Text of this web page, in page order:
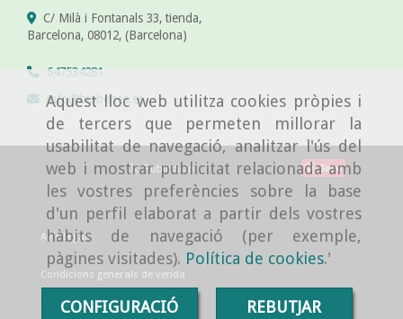
Aquest lloc web utilitza cookies pròpies i
de tercers que permeten millorar la
usabilitat de navegació, analitzar l'ús del
web i mostrar publicitat relacionada amb
les vostres preferències sobre la base
d'un perfil elaborat a partir dels vostres
hàbits de navegació (per exemple,
pàgines visitades). Política de cookies.'
CONFIGURACIÓ REBUTJAR
C/ Milà i Fontanals 33, tienda,
Barcelona, 08012, (Barcelona)
647534281
info
biobebes.es
Save
Avís Legal
Condicions generals de venda
Política de cookies